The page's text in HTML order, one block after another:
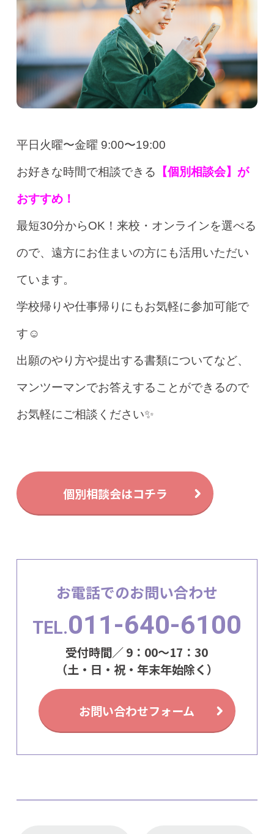
平日火曜〜金曜 9:00〜19:00
お好きな時間で相談できる 【個別相談会】が
おすすめ！
最短30分からOK！来校・オンラインを選べる
ので、遠方にお住まいの方にも活用いただい
ています。
学校帰りや仕事帰りにもお気軽に参加可能で
す☺️
出願のやり方や提出する書類についてなど、
マンツーマンでお答えすることができるので
お気軽にご相談ください✨
個別相談会はコチラ
お電話でのお問い合わせ
TEL.011-640-6100
受付時間／ 9：00～17：30
（土・日・祝・年末年始除く）
お問い合わせフォーム